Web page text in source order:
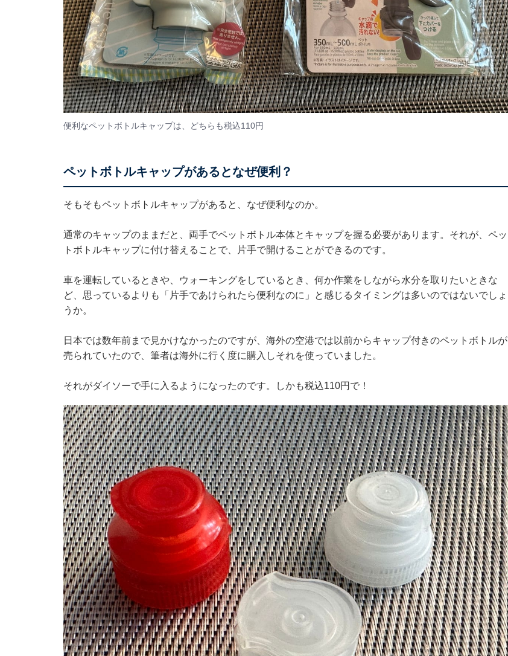
便利なペットボトルキャップは、どちらも税込110円
ペットボトルキャップがあるとなぜ便利？
そもそもペットボトルキャップがあると、なぜ便利なのか。
通常のキャップのままだと、両手でペットボトル本体とキャップを握る必要があります。それが、ペッ
トボトルキャップに付け替えることで、片手で開けることができるのです。
車を運転しているときや、ウォーキングをしているとき、何か作業をしながら水分を取りたいときな
ど、思っているよりも「片手であけられたら便利なのに」と感じるタイミングは多いのではないでしょ
うか。
日本では数年前まで見かけなかったのですが、海外の空港では以前からキャップ付きのペットボトルが
売られていたので、筆者は海外に行く度に購入しそれを使っていました。
それがダイソーで手に入るようになったのです。しかも税込110円で！